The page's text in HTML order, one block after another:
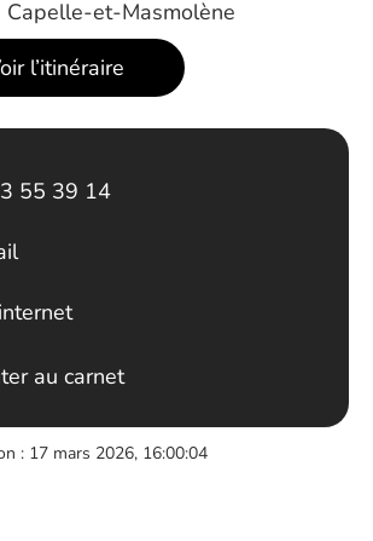
et-Masmolène
l’itinéraire
55 39 14
au carnet
: 17 mars 2026, 16:00:04